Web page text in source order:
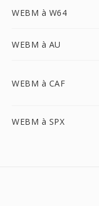
WEBM à W64
WEBM à AU
WEBM à CAF
WEBM à SPX